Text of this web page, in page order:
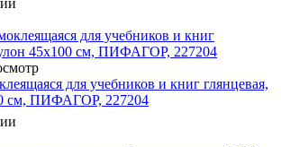
для учебников и книг глянцевая,
см, ПИФАГОР, 227204